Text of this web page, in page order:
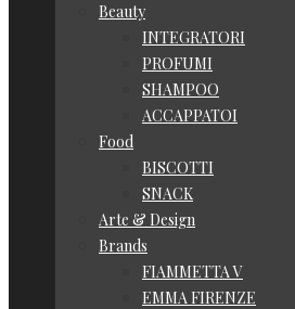
Beauty
INTEGRATORI
PROFUMI
SHAMPOO
ACCAPPATOI
Food
BISCOTTI
SNACK
Arte & Design
Brands
FIAMMETTA V
EMMA FIRENZE